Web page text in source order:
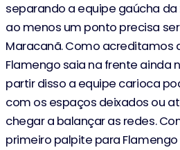
separando a equipe gaúcha
ao menos um ponto precisa
Maracanã. Como acreditamos
Flamengo saia na frente ainda
partir disso a equipe carioca
com os espaços deixados ou
chegar a balançar as redes.
primeiro palpite para